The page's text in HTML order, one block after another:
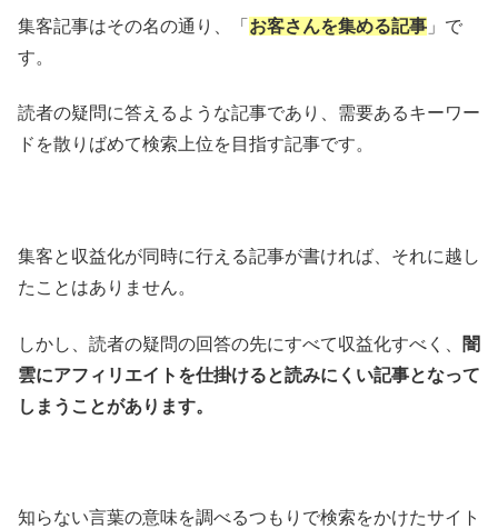
集客記事はその名の通り、「 お客さんを集める記事 」で
す。
読者の疑問に答えるような記事であり、需要あるキーワー
ドを散りばめて検索上位を目指す記事です。
集客と収益化が同時に行える記事が書ければ、それに越し
たことはありません。
しかし、読者の疑問の回答の先にすべて収益化すべく、
闇
雲にアフィリエイトを仕掛けると読みにくい記事となって
しまうことがあります。
知らない言葉の意味を調べるつもりで検索をかけたサイト